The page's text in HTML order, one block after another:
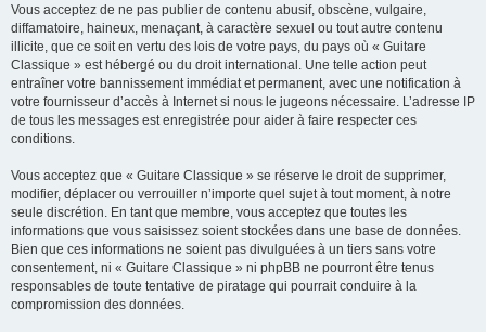
Vous acceptez de ne pas publier de contenu abusif, obscène, vulgaire,
diffamatoire, haineux, menaçant, à caractère sexuel ou tout autre contenu
illicite, que ce soit en vertu des lois de votre pays, du pays où « Guitare
Classique » est hébergé ou du droit international. Une telle action peut
entraîner votre bannissement immédiat et permanent, avec une notification à
votre fournisseur d’accès à Internet si nous le jugeons nécessaire. L’adresse IP
de tous les messages est enregistrée pour aider à faire respecter ces
conditions.
Vous acceptez que « Guitare Classique » se réserve le droit de supprimer,
modifier, déplacer ou verrouiller n’importe quel sujet à tout moment, à notre
seule discrétion. En tant que membre, vous acceptez que toutes les
informations que vous saisissez soient stockées dans une base de données.
Bien que ces informations ne soient pas divulguées à un tiers sans votre
consentement, ni « Guitare Classique » ni phpBB ne pourront être tenus
responsables de toute tentative de piratage qui pourrait conduire à la
compromission des données.